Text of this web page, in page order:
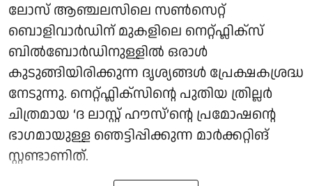
ലോസ് ആഞ്ചലസിലെ സൺസെറ്റ്
ബൊളിവാർഡിന് മുകളിലെ നെറ്റ്ഫ്ലിക്സ്
ബിൽബോർഡിനുള്ളിൽ ഒരാൾ
കുടുങ്ങിയിരിക്കുന്ന ദൃശ്യങ്ങൾ പ്രേക്ഷകശ്രദ്ധ
നേടുന്നു. നെറ്റ്ഫ്ലിക്സിന്റെ പുതിയ ത്രില്ലർ
ചിത്രമായ ‘ദ ലാസ്റ്റ് ഹൗസ്’ന്റെ പ്രമോഷന്റെ
ഭാഗമായുള്ള ഞെട്ടിപ്പിക്കുന്ന മാർക്കറ്റിങ്
സ്റ്റണ്ടാണിത്.